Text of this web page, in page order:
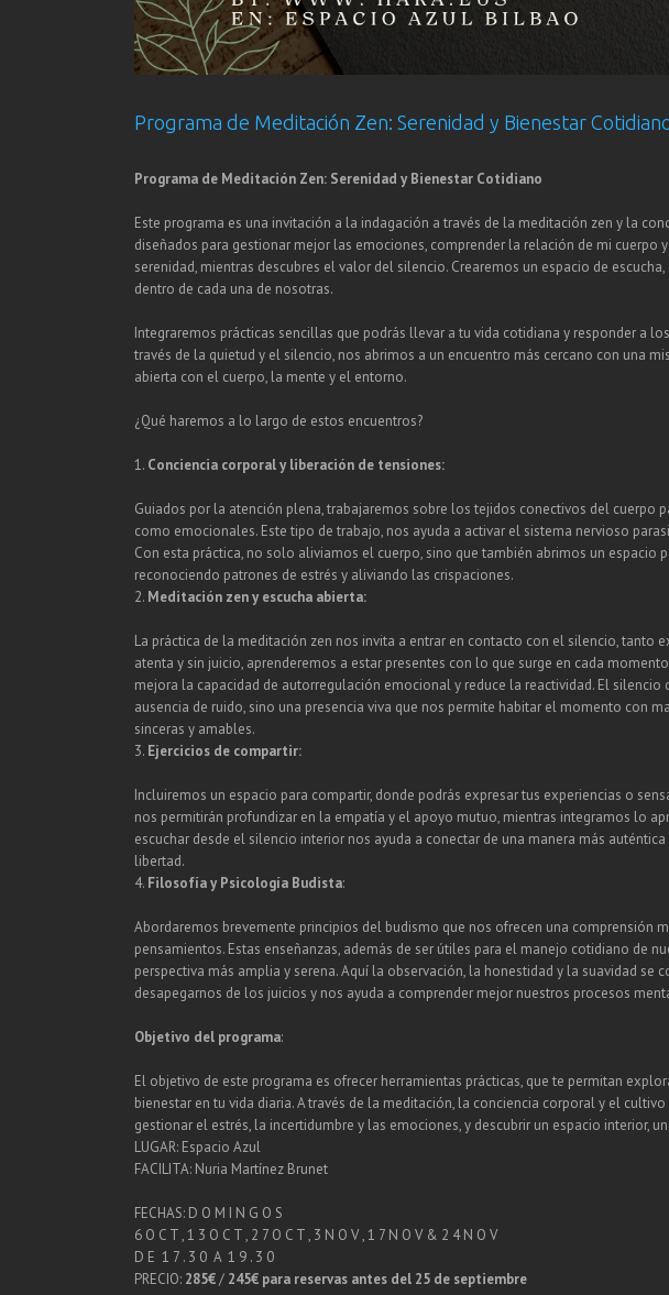
Programa de Meditación Zen: Serenidad y Bienestar
Programa de Meditación Zen: Serenidad y Bienestar Cotidiano
Este programa es una invitación a la indagación a través de la meditación zen y la
diseñados para gestionar mejor las emociones, comprender la relación de mi cuerpo
serenidad, mientras descubres el valor del silencio. Crearemos un espacio de
dentro de cada una de nosotras.
Integraremos prácticas sencillas que podrás llevar a tu vida cotidiana y responder a
través de la quietud y el silencio, nos abrimos a un encuentro más cercano con una
abierta con el cuerpo, la mente y el entorno.
¿Qué haremos a lo largo de estos encuentros?
1. Conciencia corporal y liberación de tensiones:
Guiados por la atención plena, trabajaremos sobre los tejidos conectivos del cuerpo
como emocionales. Este tipo de trabajo, nos ayuda a activar el sistema nervioso
Con esta práctica, no solo aliviamos el cuerpo, sino que también abrimos un espacio
reconociendo patrones de estrés y aliviando las crispaciones.
2. Meditación zen y escucha abierta:
La práctica de la meditación zen nos invita a entrar en contacto con el silencio, tanto
atenta y sin juicio, aprenderemos a estar presentes con lo que surge en cada
mejora la capacidad de autorregulación emocional y reduce la reactividad. El
ausencia de ruido, sino una presencia viva que nos permite habitar el momento con
sinceras y amables.
3. Ejercicios de compartir:
Incluiremos un espacio para compartir, donde podrás expresar tus experiencias o
nos permitirán profundizar en la empatía y el apoyo mutuo, mientras integramos lo
escuchar desde el silencio interior nos ayuda a conectar de una manera más
libertad.
4. Filosofía y Psicología Budista:
Abordaremos brevemente principios del budismo que nos ofrecen una comprensión
pensamientos. Estas enseñanzas, además de ser útiles para el manejo cotidiano de
perspectiva más amplia y serena. Aquí la observación, la honestidad y la suavidad se
desapegarnos de los juicios y nos ayuda a comprender mejor nuestros procesos
Objetivo del programa:
El objetivo de este programa es ofrecer herramientas prácticas, que te permitan
bienestar en tu vida diaria. A través de la meditación, la conciencia corporal y el
gestionar el estrés, la incertidumbre y las emociones, y descubrir un espacio interior,
LUGAR: Espacio Azul
FACILITA: Nuria Martínez Brunet
FECHAS: D O M I N G O S
6 O C T , 1 3 O C T , 2 7 O C T , 3 N O V , 1 7 N O V & 2 4 N O V
D E 1 7 . 3 0 A 1 9 . 3 0
PRECIO: 285€/ 245€ para reservas antes del 25 de septiembre